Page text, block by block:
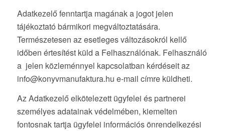
Adatkezelő fenntartja magának a jogot jelen
tájékoztató bármikori megváltoztatására.
Természetesen az esetleges változásokról kellő
időben értesítést küld a Felhasználónak. Felhasználó
a jelen közleménnyel kapcsolatban kérdéseit az
info@konyvmanufaktura.hu e-mail címre küldheti.
Az Adatkezelő elkötelezett ügyfelei és partnerei
személyes adatainak védelmében, kiemelten
fontosnak tartja ügyfelei információs önrendelkezési